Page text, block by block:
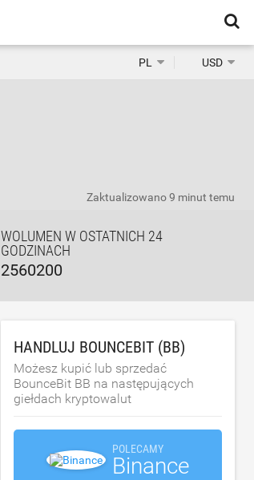
PL USD
WOLUMEN W OSTATNICH 24
GODZINACH
2560200
Zaktualizowano9 minut temu
HANDLUJ BOUNCEBIT (BB)
Możesz kupić lub sprzedać
BounceBit BB na następujących
giełdach kryptowalut
POLECAMY
Binance